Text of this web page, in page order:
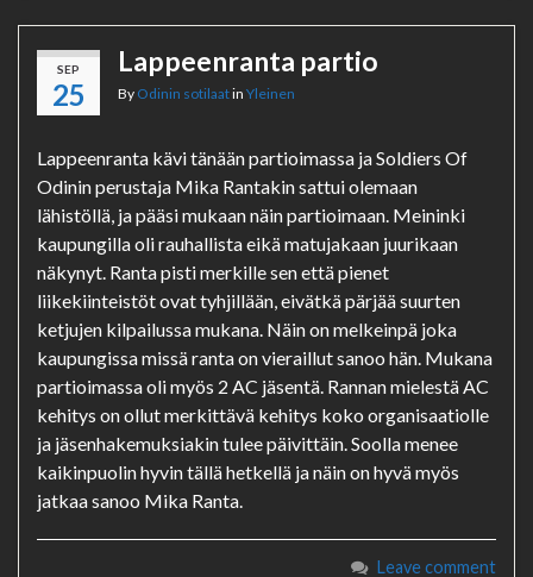
SEP
25
Lappeenranta partio
By Odinin sotilaatin Yleinen
Lappeenranta kävi tänään partioimassa ja Soldiers Of
Odinin perustaja Mika Rantakin sattui olemaan
lähistöllä, ja pääsi mukaan näin partioimaan. Meininki
kaupungilla oli rauhallista eikä matujakaan juurikaan
näkynyt. Ranta pisti merkille sen että pienet
liikekiinteistöt ovat tyhjillään, eivätkä pärjää suurten
ketjujen kilpailussa mukana. Näin on melkeinpä joka
kaupungissa missä ranta on vieraillut sanoo hän. Mukana
partioimassa oli myös 2 AC jäsentä. Rannan mielestä AC
kehitys on ollut merkittävä kehitys koko organisaatiolle
ja jäsenhakemuksiakin tulee päivittäin. Soolla menee
kaikinpuolin hyvin tällä hetkellä ja näin on hyvä myös
jatkaa sanoo Mika Ranta.
Leave comment